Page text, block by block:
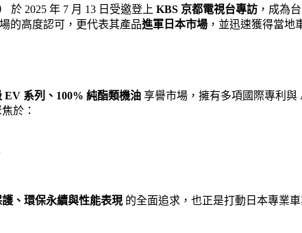
於 2025 年 7 月 13 日受邀登上 KBS 京都電視台專訪 ，成為
的高度認可，更代表其產品進軍日本市場 ，並迅速獲得當地
EV 系列、100% 純酯類機油 享譽市場，擁有多項國際專利與
於：
護、環保永續與性能表現的全面追求，也正是打動日本專業車